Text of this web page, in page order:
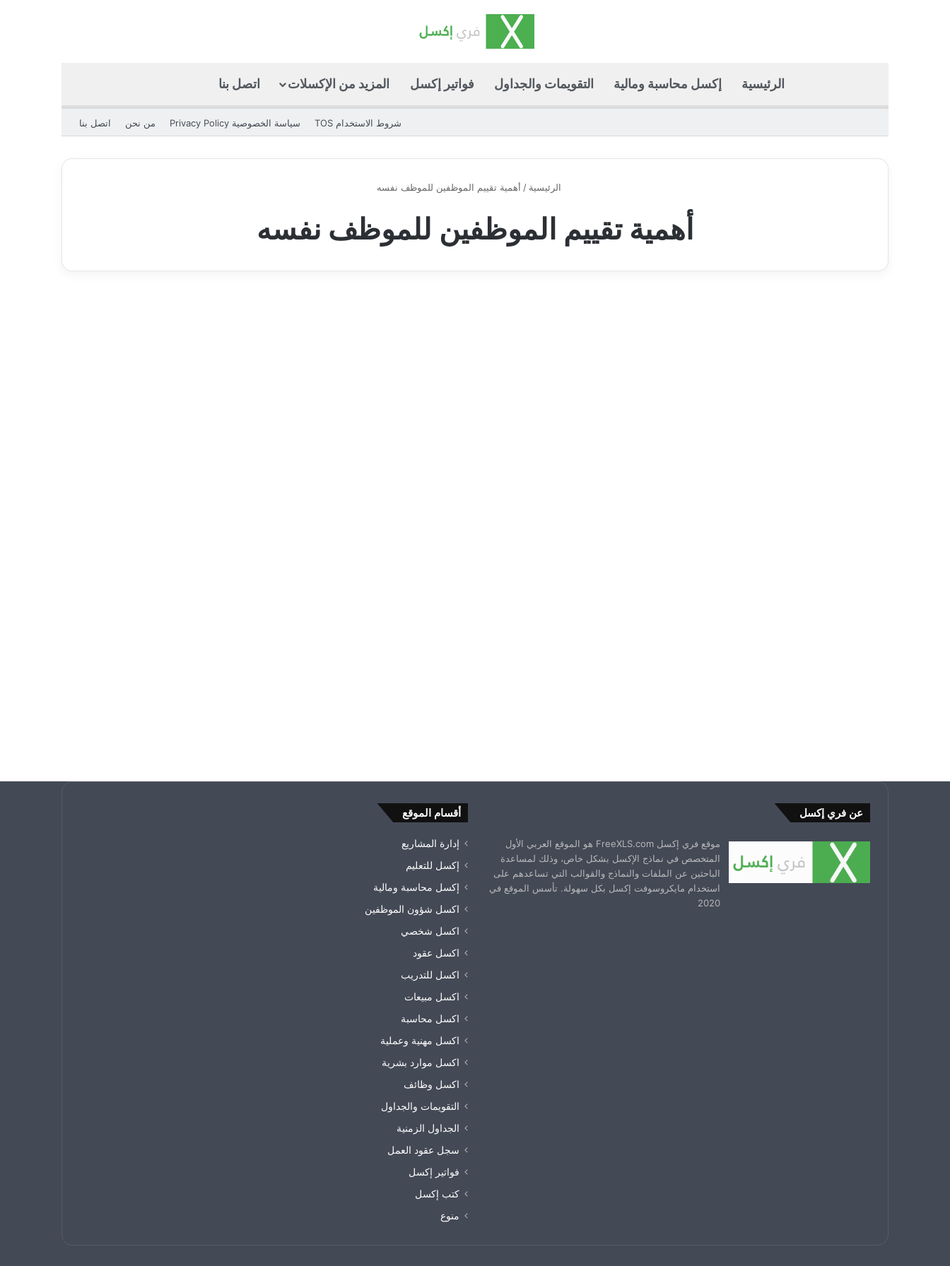
الرئيسية إكسل محاسبة ومالية التقويمات والجداول فواتير إكسل المزيد من الإكسلات اتصل بنا
شروط الاستخدام TOS سياسة الخصوصية Privacy Policy من نحن اتصل بنا
الرئيسية / أهمية تقييم الموظفين للموظف نفسه
أهمية تقييم الموظفين للموظف نفسه
عن فري إكسل
موقع فري إكسل FreeXLS.com هو الموقع العربي الأول
المتخصص في نماذج الإكسل بشكل خاص، وذلك لمساعدة
الباحثين عن الملفات والنماذج والقوالب التي تساعدهم على
استخدام مايكروسوفت إكسل بكل سهولة. تأسس الموقع في
2020
أقسام الموقع
إدارة المشاريع
إكسل للتعليم
إكسل محاسبة ومالية
اكسل شؤون الموظفين
اكسل شخصي
اكسل عقود
اكسل للتدريب
اكسل مبيعات
اكسل محاسبة
اكسل مهنية وعملية
اكسل موارد بشرية
اكسل وظائف
التقويمات والجداول
الجداول الزمنية
سجل عقود العمل
فواتير إكسل
كتب إكسل
منوع